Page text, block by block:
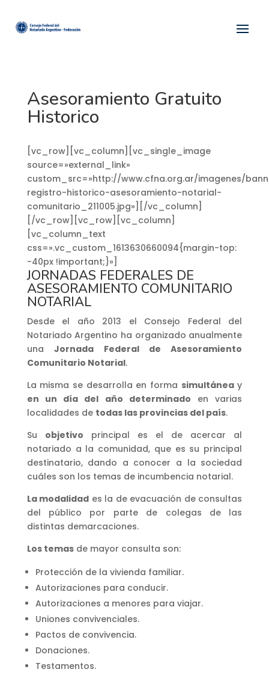
Asesoramiento Gratuito
Historico
[vc_row][vc_column][vc_single_image
source=»external_link»
custom_src=»http://www.cfna.org.ar/imagenes/
registro-historico-asesoramiento-notarial-
comunitario_211005.jpg»][/vc_column]
[/vc_row][vc_row][vc_column]
[vc_column_text
css=».vc_custom_1613630660094{margin-top:
-40px !important;}»]
JORNADAS FEDERALES DE
ASESORAMIENTO COMUNITARIO
NOTARIAL
Desde el año 2013 el Consejo Federal del
Notariado Argentino ha organizado anualmente
unaJornada Federal de Asesoramiento
Comunitario Notarial.
La misma se desarrolla en forma simultáneay
en un día del año determinado en varias
localidades de todas las provincias del país.
Su objetivo principal es el de acercar al
notariado a la comunidad, que es su principal
destinatario, dando a conocer a la sociedad
cuáles son los temas de incumbencia notarial.
La modalidad es la de evacuación de consultas
del público por parte de colegas de las
distintas demarcaciones.
Los temasde mayor consulta son:
Protección de la vivienda familiar.
Autorizaciones para conducir.
Autorizaciones a menores para viajar.
Uniones convivenciales.
Pactos de convivencia.
Donaciones.
Testamentos.